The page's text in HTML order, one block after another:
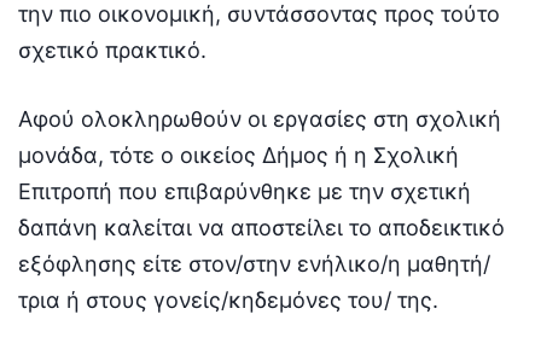
την πιο οικονομική, συντάσσοντας προς τούτο
σχετικό πρακτικό.
Αφού ολοκληρωθούν οι εργασίες στη σχολική
μονάδα, τότε ο οικείος Δήμος ή η Σχολική
Επιτροπή που επιβαρύνθηκε με την σχετική
δαπάνη καλείται να αποστείλει το αποδεικτικό
εξόφλησης είτε στον/στην ενήλικο/η μαθητή/
τρια ή στους γονείς/κηδεμόνες του/ της.